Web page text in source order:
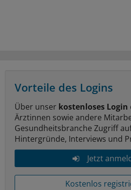
Vorteile des Logins
Über unser kostenloses Login
Ärztinnen sowie andere
Gesundheitsbranche Zugriff
Hintergründe, Interviews und
Jetzt
Kostenlos